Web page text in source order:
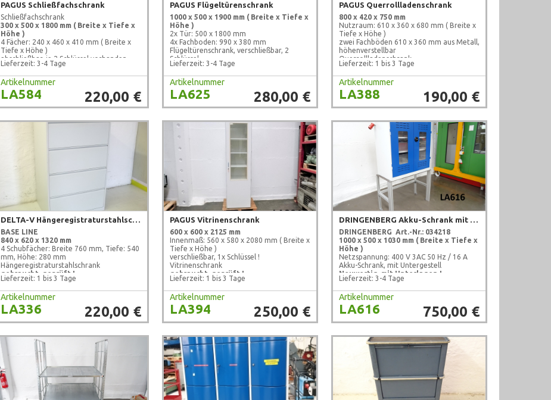
PAGUS Schließfachschrank
Schließfachschrank
300 x 500 x 1800 mm ( Breite x Tiefe x
Höhe )
4 Fächer: 240 x 460 x 410 mm ( Breite x
Tiefe x Höhe )
abschließbar, je 2 Schlüssel vorhanden
gebraucht, geprüft !
Lieferzeit: 3-4 Tage
Artikelnummer
LA584 220,00 €
PAGUS Flügeltürenschrank
1000 x 500 x 1900 mm( Breite x Tiefe x
Höhe )
2x Tür: 500 x 1800 mm
4x Fachboden: 990 x 380 mm
Flügeltürenschrank, verschließbar, 2
Schlüssel
gebraucht, geprüft !
Lieferzeit: 3-4 Tage
Artikelnummer
LA625 280,00 €
PAGUS Querrollladenschrank
800 x 420 x 750 mm
Nutzraum: 610 x 360 x 680 mm ( Breite x
Tiefe x Höhe )
zwei Fachböden 610 x 360 mm aus Metall,
höhenverstellbar
Querrollladenschrank
gebraucht, geprüft !
Lieferzeit: 1 bis 3 Tage
Artikelnummer
LA388 190,00 €
DELTA-V Hängeregistraturstahlschrank
BASE LINE
840 x 620 x 1320 mm
4 Schubfächer: Breite 760 mm, Tiefe: 540
mm, Höhe: 280 mm
Hängeregistraturstahlschrank
gebraucht, geprüft !
Lieferzeit: 1 bis 3 Tage
Artikelnummer
LA336 220,00 €
PAGUS Vitrinenschrank
600 x 600 x 2125 mm
Innenmaß: 560 x 580 x 2080 mm ( Breite x
Tiefe x Höhe )
verschließbar, 1x Schlüssel !
Vitrinenschrank
gebraucht, geprüft !
Lieferzeit: 1 bis 3 Tage
Artikelnummer
LA394 250,00 €
DRINGENBERG Akku-Schrank mit Untergestell
DRINGENBERG Art.-Nr.: 034218
1000 x 500 x 1030 mm( Breite x Tiefe x
Höhe )
Netzspannung: 400 V 3AC 50 Hz / 16 A
Akku-Schrank, mit Untergestell
Neuwertig, mit Unterlagen !
Lieferzeit: 3-4 Tage
Artikelnummer
LA616 750,00 €